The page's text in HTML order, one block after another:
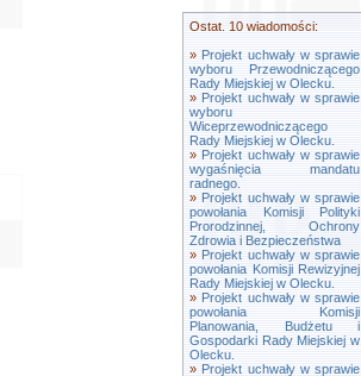
Ostat. 10 wiadomości:
» Projekt uchwały w sprawie
wyboru Przewodniczącego
Rady Miejskiej w Olecku.
» Projekt uchwały w sprawie
wyboru
Wiceprzewodniczącego
Rady Miejskiej w Olecku.
» Projekt uchwały w sprawie
wygaśnięcia mandatu
radnego.
» Projekt uchwały w sprawie
powołania Komisji Polityki
Prorodzinnej, Ochrony
Zdrowia i Bezpieczeństwa
» Projekt uchwały w sprawie
powołania Komisji Rewizyjnej
Rady Miejskiej w Olecku.
» Projekt uchwały w sprawie
powołania Komisji
Planowania, Budżetu i
Gospodarki Rady Miejskiej w
Olecku.
» Projekt uchwały w sprawie